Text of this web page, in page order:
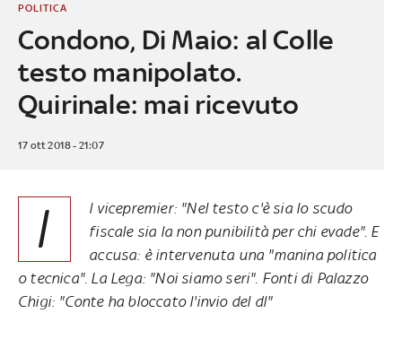
Condono, Di Maio: al Colle
testo manipolato.
Quirinale: mai ricevuto
POLITICA
17 ott 2018 - 21:07
I
l vicepremier: "Nel testo c'è sia lo scudo
fiscale sia la non punibilità per chi evade". E
accusa: è intervenuta una "manina politica
o tecnica". La Lega: "Noi siamo seri". Fonti di Palazzo
Chigi: "Conte ha bloccato l'invio del dl"